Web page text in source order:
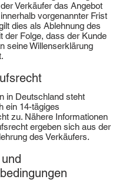
Verkäufer das Angebot
vorgenannter Frist
dies als Ablehnung des
der Folge, dass der Kunde
seine Willenserklärung
in Deutschland steht
ein 14-tägiges
zu. Nähere Informationen
ergeben sich aus der
des Verkäufers.